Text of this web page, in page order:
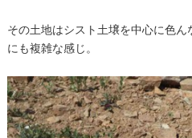
その土地はシスト土壌を中心に色
にも複雑な感じ。